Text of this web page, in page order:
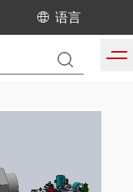
语言
榨油机生产线